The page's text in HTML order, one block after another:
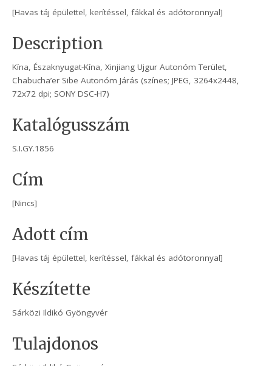
[Havas táj épülettel, kerítéssel, fákkal és adótoronnyal]
Description
Kína, Északnyugat-Kína, Xinjiang Ujgur Autonóm Terület,
Chabucha’er Sibe Autonóm Járás (színes; JPEG, 3264x2448,
72x72 dpi; SONY DSC-H7)
Katalógusszám
S.I.GY.1856
Cím
[Nincs]
Adott cím
[Havas táj épülettel, kerítéssel, fákkal és adótoronnyal]
Készítette
Sárközi Ildikó Gyöngyvér
Tulajdonos